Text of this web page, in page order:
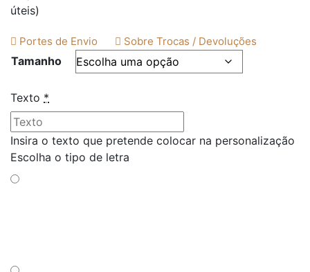
úteis)
Portes de Envio Sobre Trocas / Devoluções
Tamanho
Texto *
Insira o texto que pretende colocar na personalização
Escolha o tipo de letra